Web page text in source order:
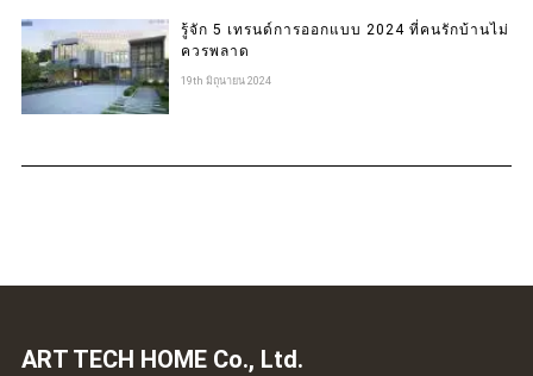
รู้จัก 5 เทรนด์การออกแบบ 2024 ที่คนรักบ้านไม่
ควรพลาด
19th มิถุนายน 2024
ART TECH HOME Co., Ltd.